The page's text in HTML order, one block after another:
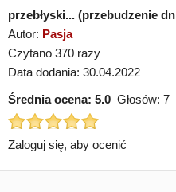
przebłyski... (przebudzenie
Autor: Pasja
Czytano 370 razy
Data dodania: 30.04.2022
Średnia ocena: 5.0 Głosów: 7
Zaloguj się, aby ocenić